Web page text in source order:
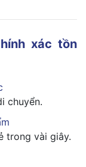
xác tồn
chuyển.
trong vài giây.